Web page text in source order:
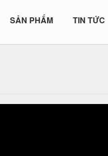
SẢN PHẨM TIN TỨC